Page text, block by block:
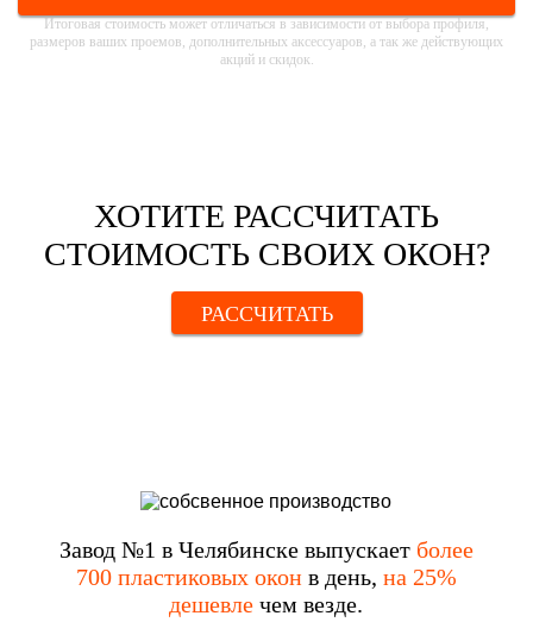
Итоговая стоимость может отличаться в зависимости от выбора профиля,
размеров ваших проемов, дополнительных аксессуаров, а так же действующих
акций и скидок.
ХОТИТЕ РАССЧИТАТЬ
СТОИМОСТЬ СВОИХ ОКОН?
РАССЧИТАТЬ
Завод №1 в Челябинске выпускает более
700 пластиковых оконв день, на 25%
дешевле чем везде.